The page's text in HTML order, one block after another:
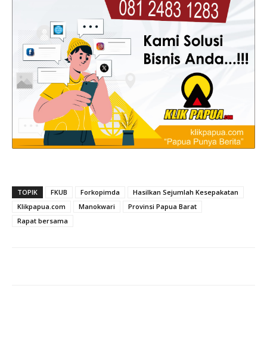
TOPIK FKUB Forkopimda
Hasilkan Sejumlah Kesepakatan
Klikpapua.com
Manokwari
Provinsi Papua Barat
Rapat bersama